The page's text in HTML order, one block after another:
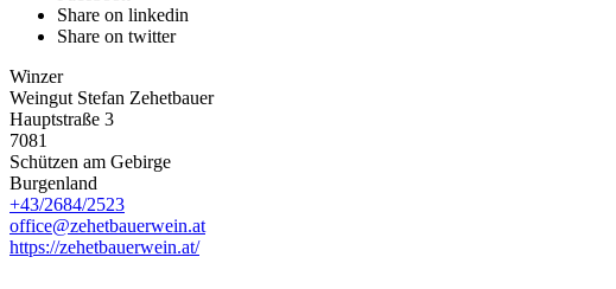
Share on linkedin
Share on twitter
Winzer
Weingut Stefan Zehetbauer
Hauptstraße 3
7081
Schützen am Gebirge
Burgenland
+43/2684/2523
office@zehetbauerwein.at
https://zehetbauerwein.at/